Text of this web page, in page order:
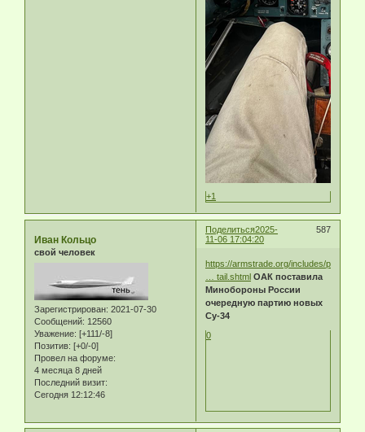
+1
Поделиться 587
2025-
11-06 17:04:20
Иван Кольцо
свой человек
Зарегистрирован: 2021-07-30
Сообщений: 12560
Уважение: [+111/-8]
Позитив: [+0/-0]
Провел на форуме:
4 месяца 8 дней
Последний визит:
Сегодня 12:12:46
https://armstrade.org/includes/periodic
… tail.shtml ОАК поставила
Минобороны России
очередную партию новых
Су-34
0